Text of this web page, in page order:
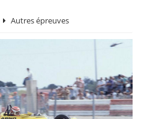
Autres épreuves